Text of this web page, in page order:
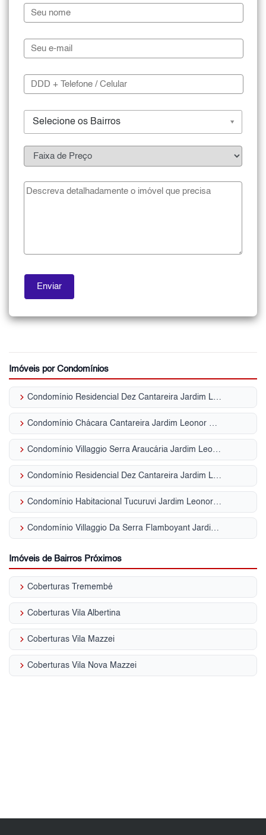
Selecione os Bairros
Imóveis por Condomínios
keyboard_arrow_right Condomínio Residencial Dez Cantareira Jardim Leonor Mendes de Barros
keyboard_arrow_right Condomínio Chácara Cantareira Jardim Leonor Mendes de Barros
keyboard_arrow_right Condomínio Villaggio Serra Araucária Jardim Leonor Mendes de Barros
keyboard_arrow_right Condomínio Residencial Dez Cantareira Jardim Leonor Mendes de Barros
keyboard_arrow_right Condomínio Habitacional Tucuruvi Jardim Leonor Mendes de Barros
keyboard_arrow_right Condomínio Villaggio Da Serra Flamboyant Jardim Leonor Mendes de Barros
Imóveis de Bairros Próximos
keyboard_arrow_right Coberturas Tremembé
keyboard_arrow_right Coberturas Vila Albertina
keyboard_arrow_right Coberturas Vila Mazzei
keyboard_arrow_right Coberturas Vila Nova Mazzei